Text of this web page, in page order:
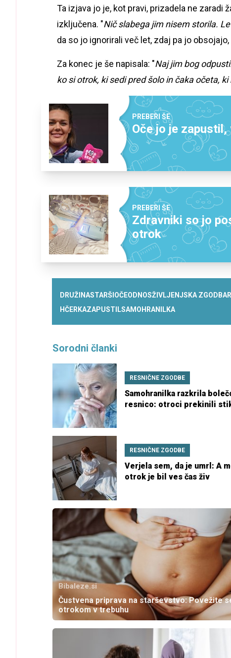
Ta izjava jo je, kot pravi, prizadela ne zaradi
izključena. "Nič slabega jim nisem storila.
da so jo ignorirali več let, zdaj pa jo
Za konec je še napisala: "Naj jim bog
ko si otrok, ki sedi pred šolo in čaka očeta,
PREBERI ŠE
Oče jo je
PREBERI ŠE
Zdravniki so jo
otrok
DRUŽINASTARŠI OČEODNOSŽIVLJENJSKA ZGODBA
HČERKAZAPUSTILSAMOHRANILKA
Sorodni članki
RESNIČNE ZGODBE
Samohranilka razkrila
resnico: otroci prekinili
RESNIČNE ZGODBE
Verjela sem, da je umrl: A
otrok je bil ves čas živ
Bibaleze.si
Čustvena priprava na starševstvo: Povežite
otrokom v trebuhu